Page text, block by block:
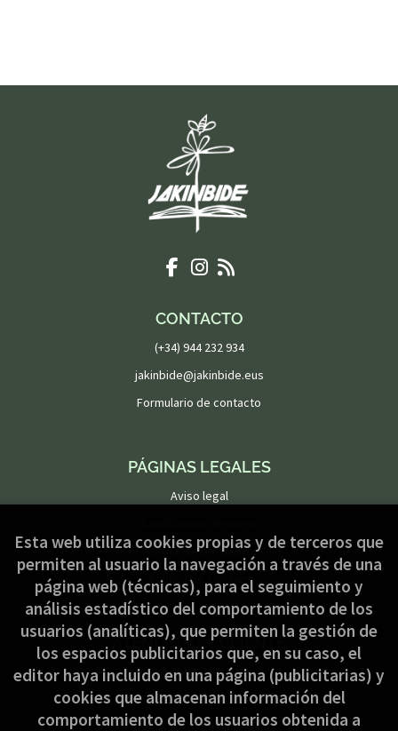
CONTACTO
(+34) 944 232 934
jakinbide@jakinbide.eus
Formulario de contacto
PÁGINAS LEGALES
Aviso legal
Política de privacidad
Política de Cookies
ATENCIÓN AL CLIENTE
Quiénes somos
Pedidos especiales
Formulario de desistimiento
Esta web utiliza cookies propias y de terceros que
permiten al usuario la navegación a través de una
página web (técnicas), para el seguimiento y
análisis estadístico del comportamiento de los
usuarios (analíticas), que permiten la gestión de
los espacios publicitarios que, en su caso, el
editor haya incluido en una página (publicitarias) y
cookies que almacenan información del
comportamiento de los usuarios obtenida a